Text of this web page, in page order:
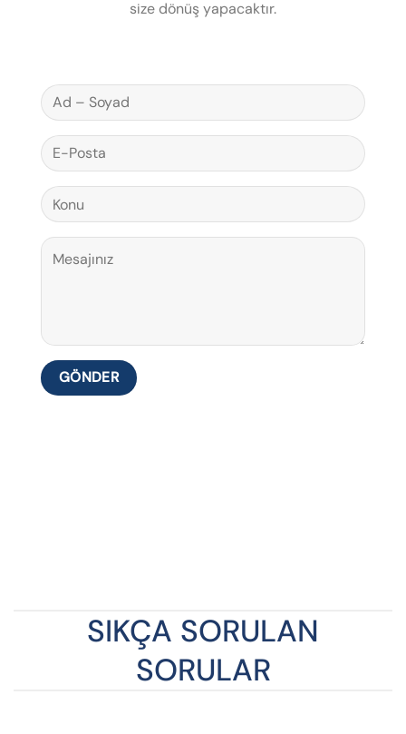
size dönüş yapacaktır.
SIKÇA SORULAN
SORULAR